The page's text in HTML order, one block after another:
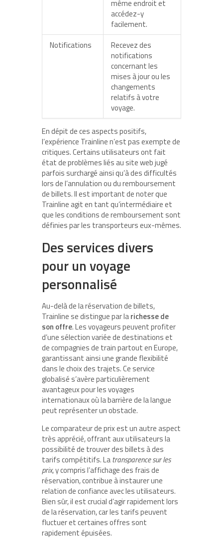
même endroit et
accédez-y
facilement.
Notifications
Recevez des
notifications
concernant les
mises à jour ou les
changements
relatifs à votre
voyage.
En dépit de ces aspects positifs,
l’expérience Trainline n’est pas exempte de
critiques. Certains utilisateurs ont fait
état de problèmes liés au site web jugé
parfois surchargé ainsi qu’à des difficultés
lors de l’annulation ou du remboursement
de billets. Il est important de noter que
Trainline agit en tant qu’intermédiaire et
que les conditions de remboursement sont
définies par les transporteurs eux-mêmes.
Des services divers
pour un voyage
personnalisé
Au-delà de la réservation de billets,
Trainline se distingue par larichesse de
son offre. Les voyageurs peuvent profiter
d’une sélection variée de destinations et
de compagnies de train partout en Europe,
garantissant ainsi une grande flexibilité
dans le choix des trajets. Ce service
globalisé s’avère particulièrement
avantageux pour les voyages
internationaux où la barrière de la langue
peut représenter un obstacle.
Le comparateur de prix est un autre aspect
très apprécié, offrant aux utilisateurs la
possibilité de trouver des billets à des
tarifs compétitifs. Latransparence sur les
prix, y compris l’affichage des frais de
réservation, contribue à instaurer une
relation de confiance avec les utilisateurs.
Bien sûr, il est crucial d’agir rapidement lors
de la réservation, car les tarifs peuvent
fluctuer et certaines offres sont
rapidement épuisées.